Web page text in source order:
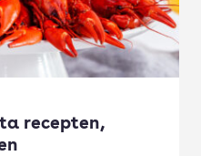
recepten,